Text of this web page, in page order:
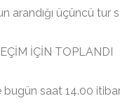
arandığı üçüncü tur
İÇİN TOPLANDI
bugün saat 14.00